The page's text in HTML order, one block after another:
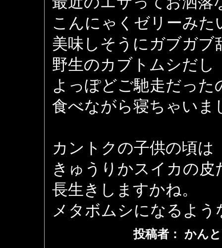
こんにゃくゼリーみた
美味しそうにガブガブ
野生のカブトムシだし
よっぽどご馳走だった
食べながら寝ちゃいま
カントクの子供の頃は
きゅうりかスイカの
長生きしますかね。
メタボムシになるよう
投稿者： かん